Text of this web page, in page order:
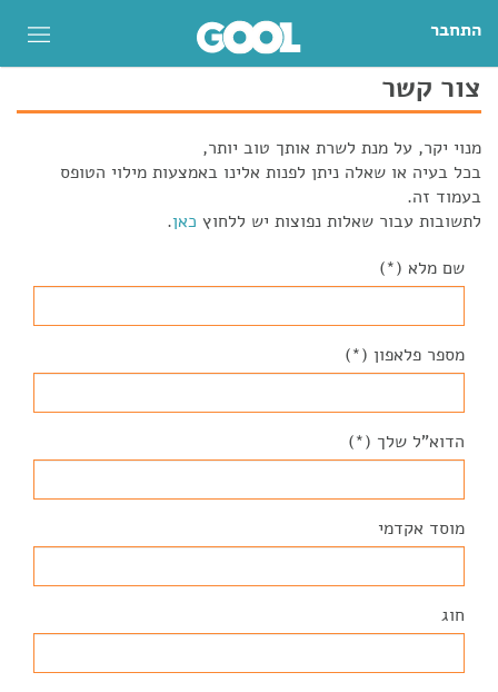
התחבר
צור קשר
מנוי יקר, על מנת לשרת אותך טוב יותר,
בכל בעיה או שאלה ניתן לפנות אלינו באמצעות מילוי הטופס
בעמוד זה.
לתשובות עבור שאלות נפוצות יש ללחוץ כאן.
שם מלא (*)
מספר פלאפון (*)
הדוא"ל שלך (*)
מוסד אקדמי
חוג